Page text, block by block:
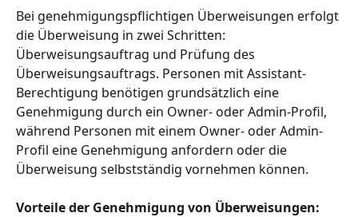
Bei genehmigungspflichtigen Überweisungen erfolgt
die Überweisung in zwei Schritten:
Überweisungsauftrag und Prüfung des
Überweisungsauftrags. Personen mit Assistant-
Berechtigung benötigen grundsätzlich eine
Genehmigung durch ein Owner- oder Admin-Profil,
während Personen mit einem Owner- oder Admin-
Profil eine Genehmigung anfordern oder die
Überweisung selbstständig vornehmen können.
Vorteile der Genehmigung von Überweisungen: